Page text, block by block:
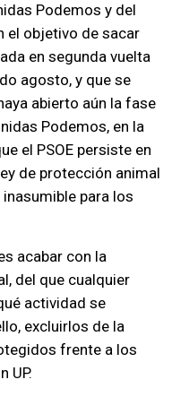
Podemos y del
el objetivo de sacar
en segunda vuelta
agosto, y que se
abierto aún la fase
Podemos, en la
el PSOE persiste en
de protección animal
para los
acabar con la
del que cualquier
actividad se
excluirlos de la
frente a los
UP.